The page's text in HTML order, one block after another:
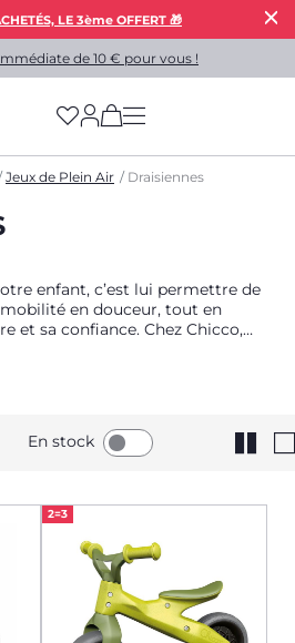
LE 3ème OFFERT 🎁
de 10 € pour vous !
(has more options
Jeux de Plein Air Draisiennes
enfant, c’est lui permettre de
en douceur, tout en
et sa confiance. Chez Chicco,
la sécurité et
En stock
2=3